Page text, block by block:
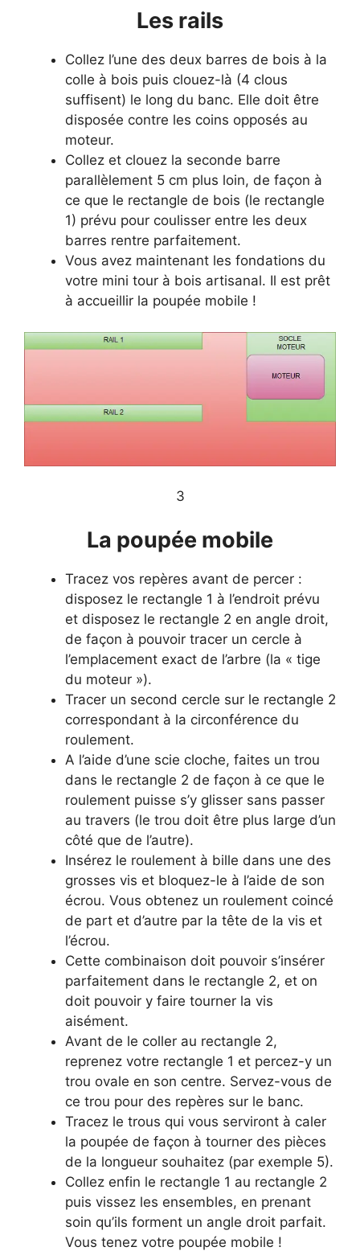
​Les rails
Collez l’une des deux barres de bois à la
colle à bois puis clouez-là (4 clous
suffisent) le long du banc. Elle doit être
disposée contre les coins opposés au
moteur.
Collez et clouez la seconde barre
parallèlement 5 cm plus loin, de façon à
ce que le rectangle de bois (le rectangle
1) prévu pour coulisser entre les deux
barres rentre parfaitement.​
Vous avez maintenant les fondations du
votre mini tour à bois artisanal. Il est prêt
à accueillir la poupée mobile !
​3
​La poupée mobile
Tracez vos repères avant de percer :
disposez le rectangle 1 à l’endroit prévu
et disposez le rectangle 2 en angle droit,
de façon à pouvoir tracer un cercle à
l’emplacement exact de l’arbre (la « tige
du moteur »).
Tracer un second cercle sur le rectangle 2
correspondant à la circonférence du
roulement.
A l’aide d’une scie cloche, faites un trou
dans le rectangle 2 de façon à ce que le
roulement puisse s’y glisser sans passer
au travers (le trou doit être plus large d’un
côté que de l’autre).
Insérez le roulement à bille dans une des
grosses vis et bloquez-le à l’aide de son
écrou. Vous obtenez un roulement coincé
de part et d’autre par la tête de la vis et
l’écrou.
Cette combinaison doit pouvoir s’insérer
parfaitement dans le rectangle 2, et on
doit pouvoir y faire tourner la vis
aisément.
Avant de le coller au rectangle 2,
reprenez votre rectangle 1 et percez-y un
trou ovale en son centre. Servez-vous de
ce trou pour des repères sur le banc.
Tracez le trous qui vous serviront à caler
la poupée de façon à tourner des pièces
de la longueur souhaitez (par exemple 5).
Collez enfin le rectangle 1 au rectangle 2
puis vissez les ensembles, en prenant
soin qu’ils forment un angle droit parfait.
Vous tenez votre poupée mobile !